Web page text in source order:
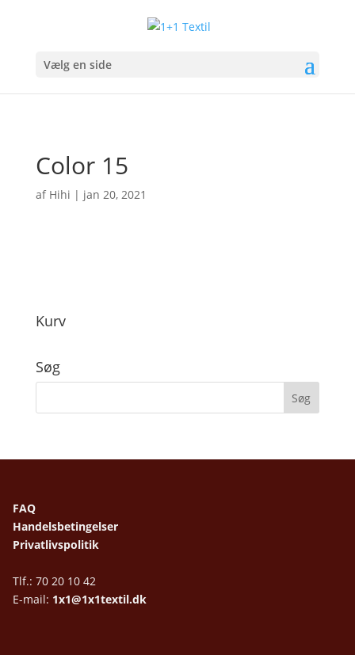
Vælg en side
Color 15
af Hihi | jan 20, 2021
Kurv
Søg
FAQ
Handelsbetingelser
Privatlivspolitik
Tlf.: 70 20 10 42
E-mail: 1x1@1x1textil.dk